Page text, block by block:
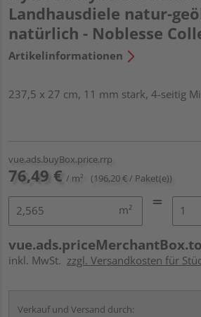
Landhausdiele natur-
natürlich - Noblesse
Artikelinformationen
237,5 x 27 cm, 11 mm stark, 4-seitig
vue.ads.buyBox.price.rrp
76,49 € / m² (196,20 € / Paket(e))
m²
inkl. MwSt. zzgl. Versandkosten für
Verkauf und Versand durch: